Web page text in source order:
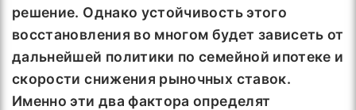
решение. Однако устойчивость этого
восстановления во многом будет зависеть от
дальнейшей политики по семейной ипотеке и
скорости снижения рыночных ставок.
Именно эти два фактора определят